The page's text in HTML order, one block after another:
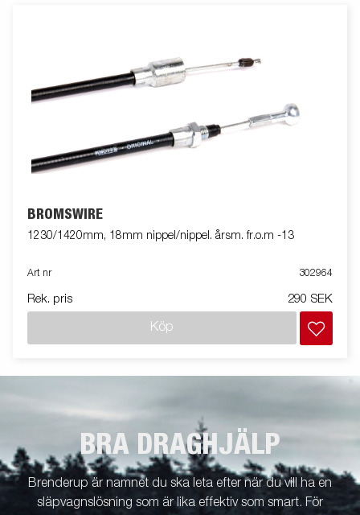
BROMSWIRE
1230/1420mm, 18mm nippel/nippel. årsm. fr.o.m -13
Art nr 302964
Rek. pris 290 SEK
Köp
BRA DRAGHJÄLP
Brenderup är namnet du ska leta efter när du vill ha en
släpvagnslösning som är lika effektiv som smart. För